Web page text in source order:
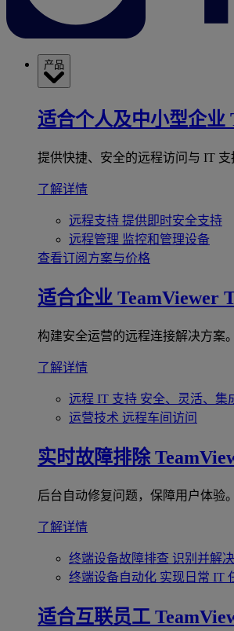
产品
适合个人及中小型企业
提供快捷、安全的远程访问与 IT 支
了解详情
远程支持 提供即时安全支持
远程管理 监控和管理设备
查看订阅方案与价格
适合企业 TeamViewer
构建安全运营的远程连接解决方案。
了解详情
远程 IT 支持 安全、灵活、集
运营技术 远程车间访问
实时故障排除
后台自动修复问题，保障用户体验。
了解详情
终端设备故障排查 识别并解
终端设备自动化 实现日常 IT
适合互联员工